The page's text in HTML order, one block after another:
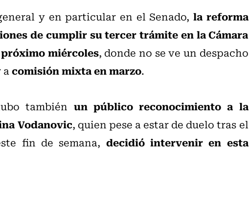
y en particular en el Senado, la reforma
de cumplir su tercer trámite en la Cámara
miércoles, donde no se ve un despacho
acomisión mixta en marzo.
también un público reconocimiento a la
Vodanovic, quien pese a estar de duelo tras el
fin de semana, decidió intervenir en esta